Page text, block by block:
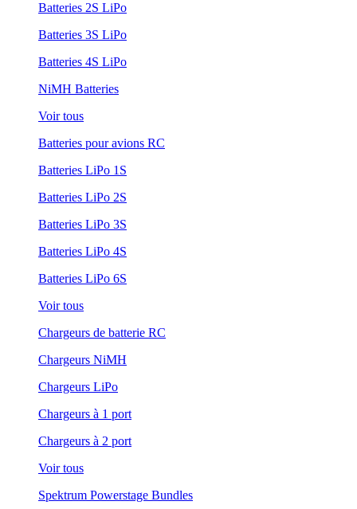
Batteries 2S LiPo
Batteries 3S LiPo
Batteries 4S LiPo
NiMH Batteries
Voir tous
Batteries pour avions RC
Batteries LiPo 1S
Batteries LiPo 2S
Batteries LiPo 3S
Batteries LiPo 4S
Batteries LiPo 6S
Voir tous
Chargeurs de batterie RC
Chargeurs NiMH
Chargeurs LiPo
Chargeurs à 1 port
Chargeurs à 2 port
Voir tous
Spektrum Powerstage Bundles